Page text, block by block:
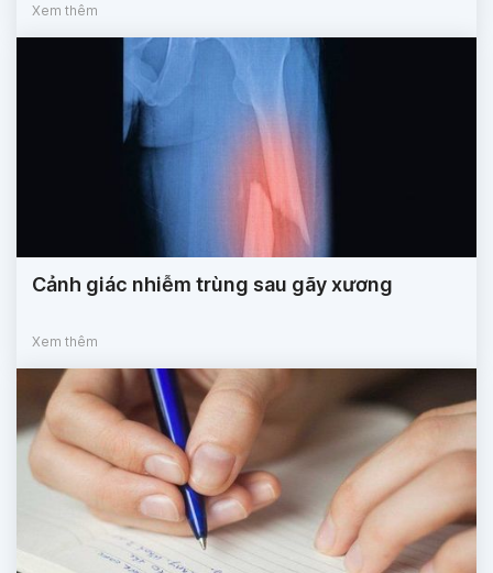
Xem thêm
Cảnh giác nhiễm trùng sau gãy xương
Xem thêm